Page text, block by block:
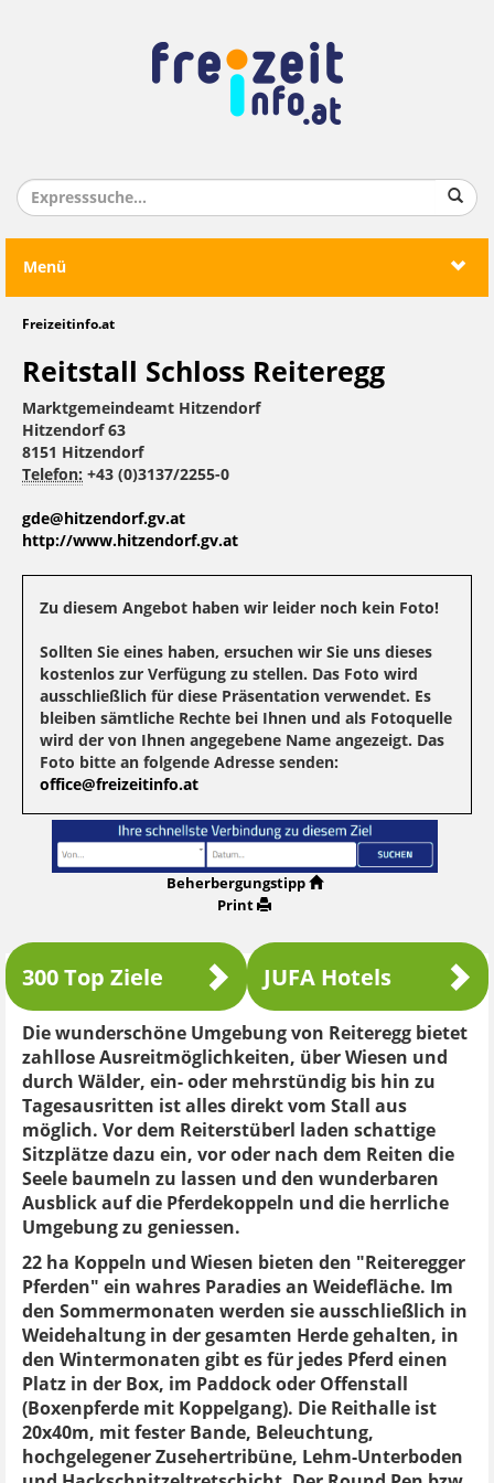
Menü
Freizeitinfo.at
Reitstall Schloss Reiteregg
Marktgemeindeamt Hitzendorf
Hitzendorf 63
8151 Hitzendorf
Telefon: +43 (0)3137/2255-0
gde@hitzendorf.gv.at
http://www.hitzendorf.gv.at
Zu diesem Angebot haben wir leider noch kein Foto!
Sollten Sie eines haben, ersuchen wir Sie uns dieses
kostenlos zur Verfügung zu stellen. Das Foto wird
ausschließlich für diese Präsentation verwendet. Es
bleiben sämtliche Rechte bei Ihnen und als Fotoquelle
wird der von Ihnen angegebene Name angezeigt. Das
Foto bitte an folgende Adresse senden:
office@freizeitinfo.at
Beherbergungstipp
Print
300 Top Ziele JUFA Hotels
Die wunderschöne Umgebung von Reiteregg bietet
zahllose Ausreitmöglichkeiten, über Wiesen und
durch Wälder, ein- oder mehrstündig bis hin zu
Tagesausritten ist alles direkt vom Stall aus
möglich. Vor dem Reiterstüberl laden schattige
Sitzplätze dazu ein, vor oder nach dem Reiten die
Seele baumeln zu lassen und den wunderbaren
Ausblick auf die Pferdekoppeln und die herrliche
Umgebung zu geniessen.
22 ha Koppeln und Wiesen bieten den "Reiteregger
Pferden" ein wahres Paradies an Weidefläche. Im
den Sommermonaten werden sie ausschließlich in
Weidehaltung in der gesamten Herde gehalten, in
den Wintermonaten gibt es für jedes Pferd einen
Platz in der Box, im Paddock oder Offenstall
(Boxenpferde mit Koppelgang). Die Reithalle ist
20x40m, mit fester Bande, Beleuchtung,
hochgelegener Zusehertribüne, Lehm-Unterboden